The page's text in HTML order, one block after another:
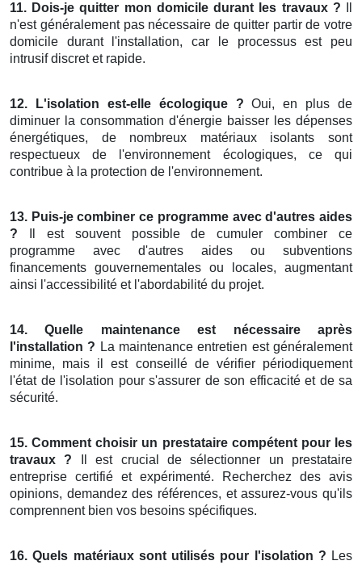
11. Dois-je quitter mon domicile durant les travaux ?
n'est généralement pas nécessaire de quitter partir de votre
domicile durant l'installation, car le processus est peu
intrusif discret et rapide.
12. L'isolation est-elle écologique ? Oui, en plus de
diminuer la consommation d'énergie baisser les dépenses
énergétiques, de nombreux matériaux isolants sont
respectueux de l'environnement écologiques, ce qui
contribue à la protection de l'environnement.
13. Puis-je combiner ce programme avec d'autres aides
? Il est souvent possible de cumuler combiner ce
programme avec d'autres aides ou subventions
financements gouvernementales ou locales, augmentant
ainsi l'accessibilité et l'abordabilité du projet.
14. Quelle maintenance est nécessaire après
l'installation ? La maintenance entretien est généralement
minime, mais il est conseillé de vérifier périodiquement
l'état de l'isolation pour s'assurer de son efficacité et de sa
sécurité.
15. Comment choisir un prestataire compétent pour les
travaux ? Il est crucial de sélectionner un prestataire
entreprise certifié et expérimenté. Recherchez des avis
opinions, demandez des références, et assurez-vous qu'ils
comprennent bien vos besoins spécifiques.
16. Quels matériaux sont utilisés pour l'isolation ? Les